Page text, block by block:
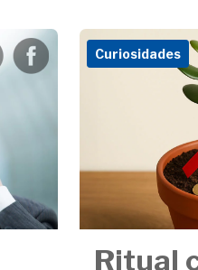
Curiosidades
Ritual